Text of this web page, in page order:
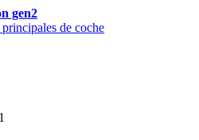
gen2
de coche